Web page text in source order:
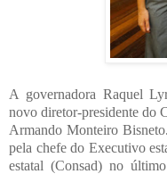
A governadora Raquel
novo diretor-presidente do
Armando Monteiro
pela chefe do Executivo
estatal (Consad) no